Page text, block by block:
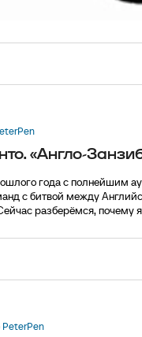
«Англо-
года с полнейшим
с битвой между
разберёмся, почему
PeterPen